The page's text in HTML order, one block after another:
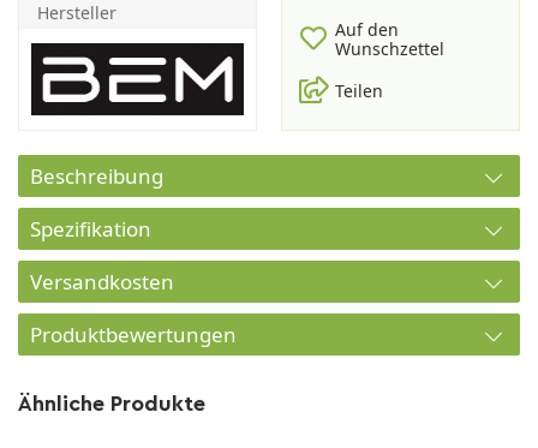
Hersteller
Auf den
Wunschzettel
Teilen
Beschreibung
Spezifikation
Versandkosten
Produktbewertungen
Ähnliche Produkte